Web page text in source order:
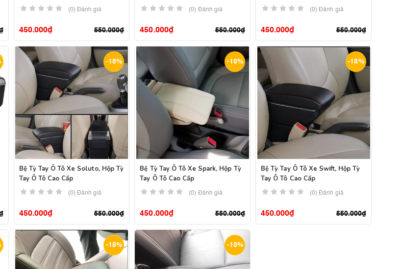
(0) Đánh giá
550.000₫
450.000₫
(0) Đánh giá
550.000₫
450.000₫
(0) Đánh giá
550.000₫
450.000₫
-18%
Bệ Tỳ Tay Ô Tô Xe Soluto, Hộp Tỳ
Tay Ô Tô Cao Cấp
(0) Đánh giá
550.000₫
450.000₫
-18%
Bệ Tỳ Tay Ô Tô Xe Spark, Hộp Tỳ
Tay Ô Tô Cao Cấp
(0) Đánh giá
550.000₫
450.000₫
-18%
Bệ Tỳ Tay Ô Tô Xe Swift, Hộp Tỳ
Tay Ô Tô Cao Cấp
(0) Đánh giá
550.000₫
450.000₫
-18% -18%